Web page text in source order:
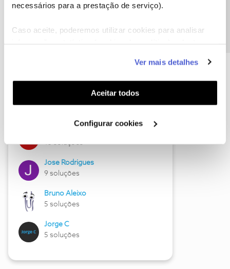
necessários para a prestação de serviço).
Caso aceite, poderemos utilizar cookies para analisar
funcionalidades (cookies de personalização e
funcionalidade) e adaptar anúncios aos seus interesses
(cookies de publicidade personalizada). Pode gerir a
utilização dos cookies clicando em "Configurar
Ver mais detalhes
Aceitar todos
Configurar cookies
Hall of Fame de julho
13 soluções
Jose Rodrigues
9 soluções
Bruno Aleixo
5 soluções
Jorge C
5 soluções